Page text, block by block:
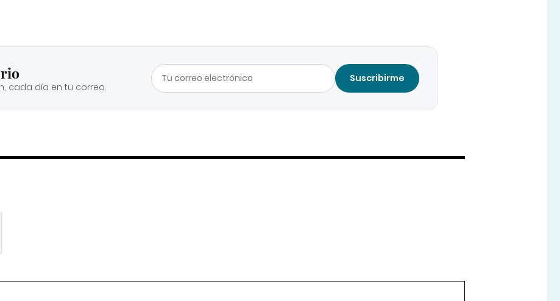
cada día en tu correo.
Suscribirme